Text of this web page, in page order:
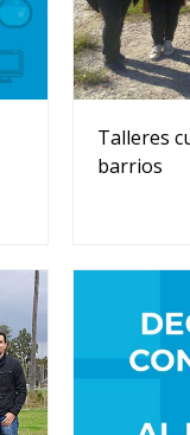
Talleres
barrios